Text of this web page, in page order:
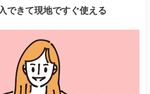
できて現地ですぐ使える